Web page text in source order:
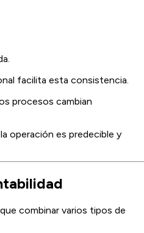
facilita esta consistencia.
procesos cambian
operación es predecible y
combinar varios tipos de